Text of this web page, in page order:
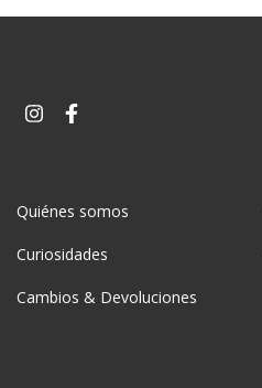
Quiénes somos
Curiosidades
Cambios & Devoluciones